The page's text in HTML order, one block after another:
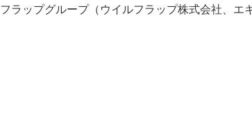
フラップグループ（ウイルフラップ株式会社、エ